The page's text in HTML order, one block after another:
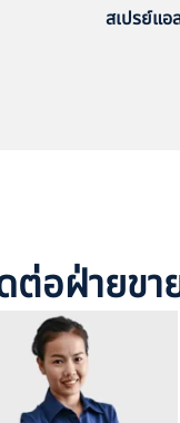
สเปรย์แ
ต่อฝ่ายขา